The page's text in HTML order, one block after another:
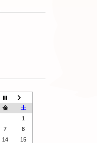
金
土
1
7
8
14
15